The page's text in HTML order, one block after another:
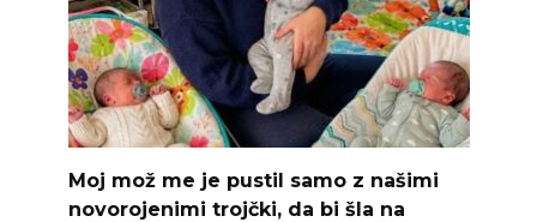
Moj mož me je pustil samo z našimi
novorojenimi trojčki, da bi šla na